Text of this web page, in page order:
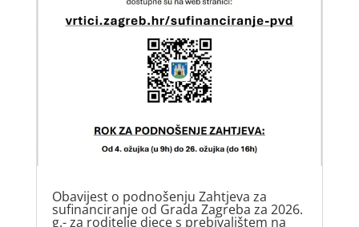
Obavijest o podnošenju Zahtjeva za
sufinanciranje od Grada Zagreba za 2026.
g.- za roditelje djece s prebivalištem na